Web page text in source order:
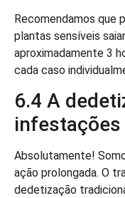
Recomendamos que
plantas sensíveis
aproximadamente 3
cada caso
6.4 A
infestações
Absolutamente!
ação prolongada. O
dedetização